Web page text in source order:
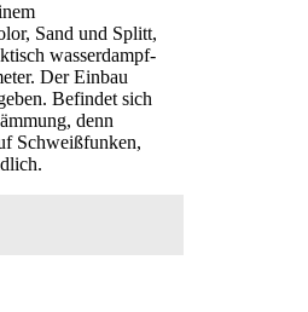
Sand und Splitt,
wasserdampf-
Der Einbau
Befindet sich
denn
Schweißfunken,